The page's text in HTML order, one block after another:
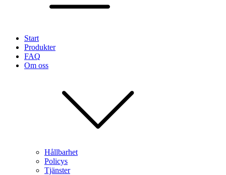
Start
Produkter
FAQ
Om oss
Hållbarhet
Policys
Tjänster